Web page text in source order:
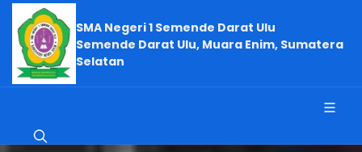
SMA Negeri 1 Semende Darat Ulu
Semende Darat Ulu, Muara Enim, Sumatera
Selatan